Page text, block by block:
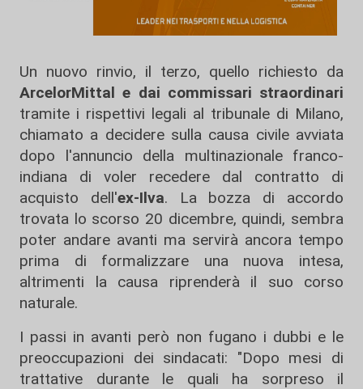
Un nuovo rinvio, il terzo, quello richiesto da
ArcelorMittal e dai commissari straordinari
tramite i rispettivi legali al tribunale di Milano,
chiamato a decidere sulla causa civile avviata
dopo l'annuncio della multinazionale franco-
indiana di voler recedere dal contratto di
acquisto dell'ex-Ilva. La bozza di accordo
trovata lo scorso 20 dicembre, quindi, sembra
poter andare avanti ma servirà ancora tempo
prima di formalizzare una nuova intesa,
altrimenti la causa riprenderà il suo corso
naturale.
I passi in avanti però non fugano i dubbi e le
preoccupazioni dei sindacati: "Dopo mesi di
trattative durante le quali ha sorpreso il